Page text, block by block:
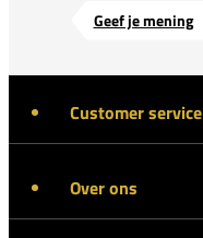
Geef je mening
Customer service
Over ons